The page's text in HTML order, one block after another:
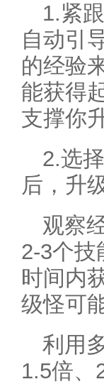
1.紧
自动引
的经验
能获得
支撑你
2.选
后，升
观察
2-3个技
时间内
级怪可
利用
1.5倍、